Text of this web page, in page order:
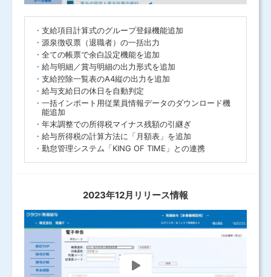
支給項目計算式のグループ登録機能追加
源泉徴収票（退職者）の一括出力
全ての帳票で余白設定機能を追加
給与明細／賞与明細の出力形式を追加
支給控除一覧表のA4縦の出力を追加
給与支給日の休日を自動判定
一括インポート用従業員情報データのダウンロード機
能追加
年末調整での所得税マイナス残額の引継ぎ
給与所得税の計算方法に「月額表」を追加
勤怠管理システム「KING OF TIME」との連携
2023年12月リリース情報